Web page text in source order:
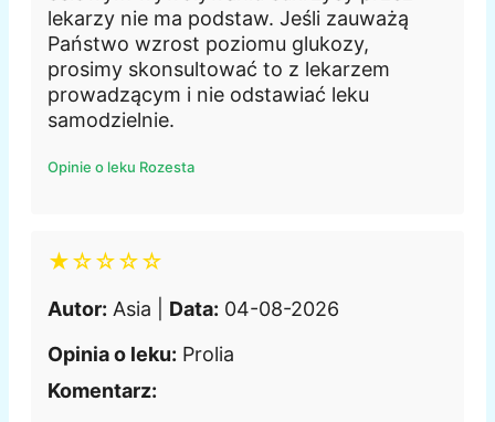
lekarzy nie ma podstaw. Jeśli zauważą
Państwo wzrost poziomu glukozy,
prosimy skonsultować to z lekarzem
prowadzącym i nie odstawiać leku
samodzielnie.
Opinie o leku Rozesta
★☆☆☆☆
Autor: Asia | Data: 04-08-2026
Opinia o leku: Prolia
Komentarz: